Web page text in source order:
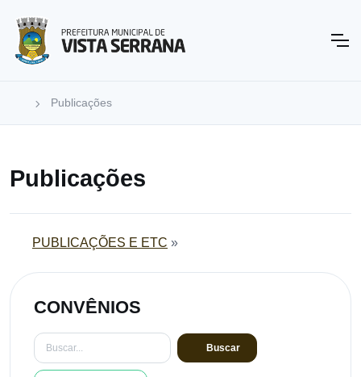
Publicações
Publicações
PUBLICAÇÕES E ETC »
CONVÊNIOS
Buscar